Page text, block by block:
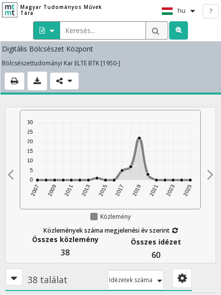
Magyar Tudományos Művek
Tára
hu ?
Digitális Bölcsészet Központ
Bölcsészettudományi Kar ELTE BTK [1950-]
Közlemény
Közlemények száma megjelenési év szerint
Összes közlemény
38
Összes idézet
60
38 találat Idézetek száma